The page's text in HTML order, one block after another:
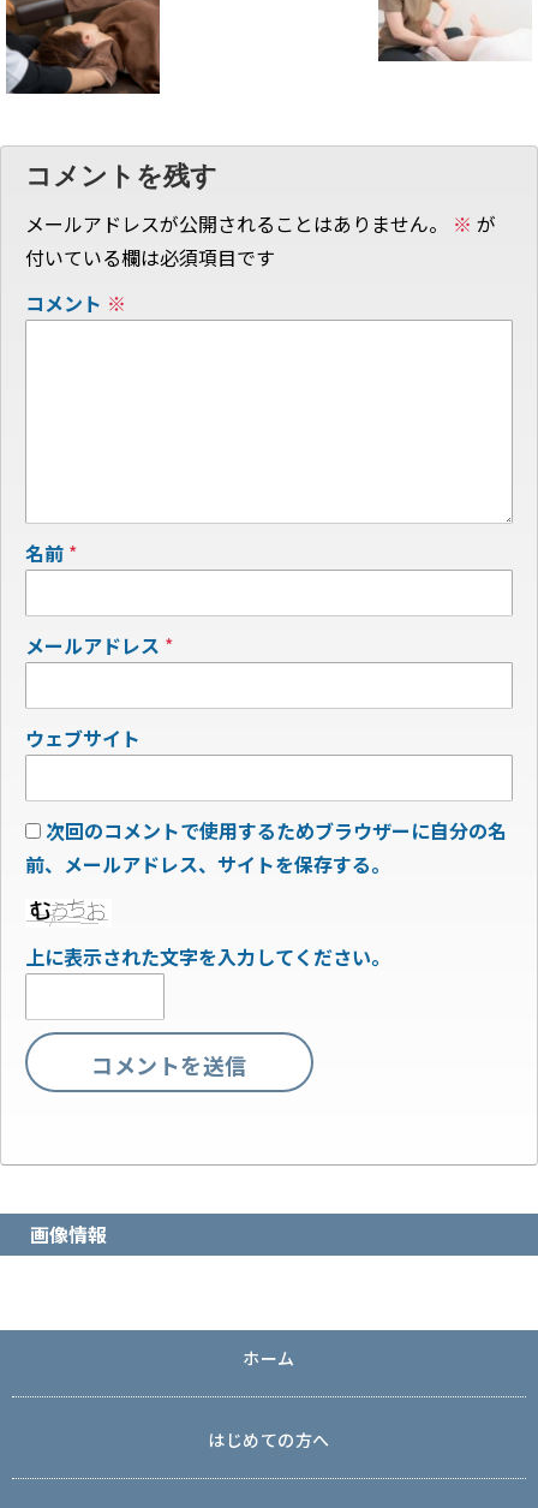
コメントを残す
メールアドレスが公開されることはありません。 ※ が
付いている欄は必須項目です
コメント ※
名前 *
メールアドレス *
ウェブサイト
次回のコメントで使用するためブラウザーに自分の名
前、メールアドレス、サイトを保存する。
上に表示された文字を入力してください。
画像情報
ホーム
はじめての方へ